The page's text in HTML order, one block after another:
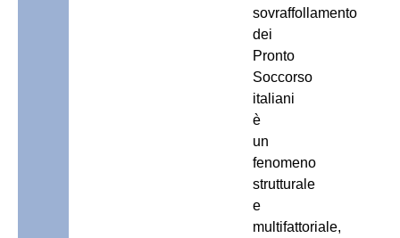
sovraffollamento
dei
Pronto
Soccorso
italiani
è
un
fenomeno
strutturale
e
multifattoriale,